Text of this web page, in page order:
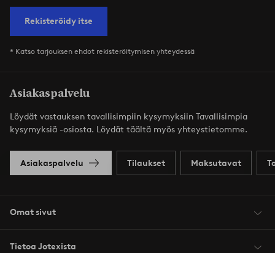
Rekisteröidy itse
* Katso tarjouksen ehdot rekisteröitymisen yhteydessä
Asiakaspalvelu
Löydät vastauksen tavallisimpiin kysymyksiin Tavallisimpia
kysymyksiä -osiosta. Löydät täältä myös yhteystietomme.
Asiakaspalvelu Tilaukset Maksutavat
Omat sivut
Tietoa Jotexista